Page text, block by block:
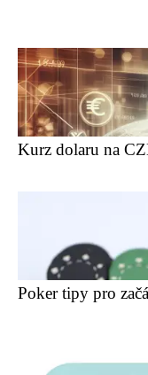
Kurz dolaru na
Poker tipy pro